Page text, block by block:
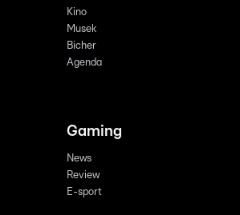
Kino
Musek
Bicher
Agenda
Gaming
News
Review
E-sport